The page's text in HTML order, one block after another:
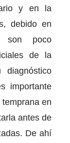
y en la
debido en
son poco
de la
importante
en
antes de
De ahí